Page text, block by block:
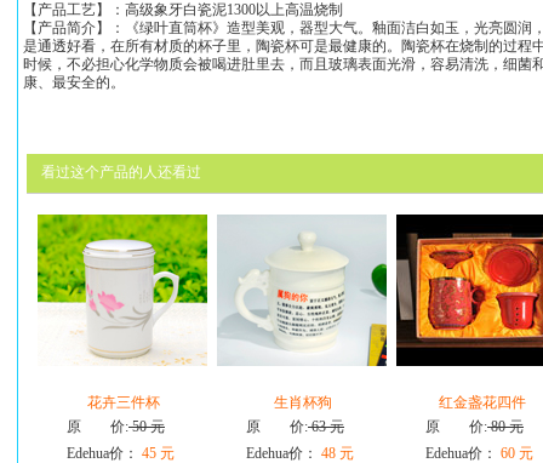
【产品工艺】：高级象牙白瓷泥1300以上高温烧制
【产品简介】：《绿叶直筒杯》造型美观，器型大气。釉面洁白如玉，光亮圆
是通透好看，在所有材质的杯子里，陶瓷杯可是最健康的。陶瓷杯在烧制的过
时候，不必担心化学物质会被喝进肚里去，而且玻璃表面光滑，容易清洗，细
康、最安全的。
看过这个产品的人还看过
花卉三件杯
原 价:50 元
Edehua价： 45 元
生肖杯狗
原 价:63 元
Edehua价： 48 元
红金盏花四件
原 价:80 元
Edehua价： 60 元